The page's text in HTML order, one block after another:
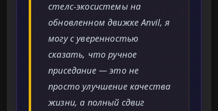
стелс-экосистемы на
обновленном движке Anvil, я
могу с уверенностью
сказать, что ручное
приседание — это не
просто улучшение качества
жизни, а полный сдвиг